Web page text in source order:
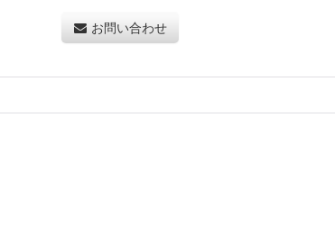
お問い合わせ